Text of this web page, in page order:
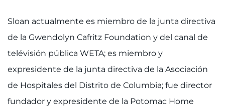
Sloan actualmente es miembro de la junta directiva
de la Gwendolyn Cafritz Foundation y del canal de
telévisión pública WETA; es miembro y
expresidente de la junta directiva de la Asociación
de Hospitales del Distrito de Columbia; fue director
fundador y expresidente de la Potomac Home